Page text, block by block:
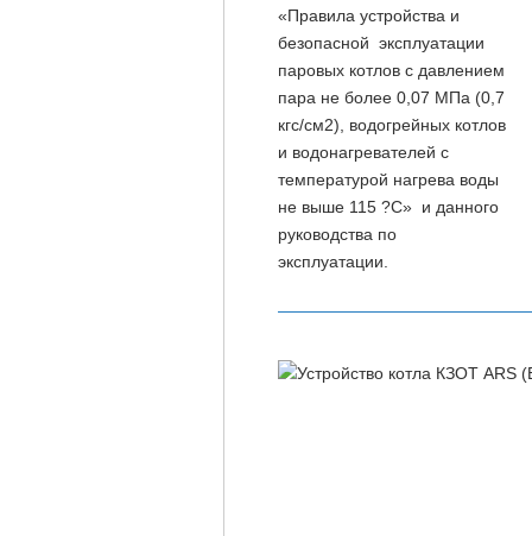
«Правила устройства и
безопасной эксплуатации
паровых котлов с давлением
пара не более 0,07 МПа (0,7
кгс/см2), водогрейных котлов
и водонагревателей с
температурой нагрева воды
не выше 115 ?С» и данного
руководства по
эксплуатации.